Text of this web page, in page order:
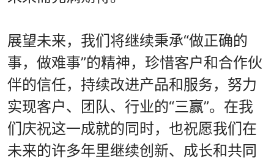
展望未来，我们将继续秉承“做正确的
事，做难事”的精神，珍惜客户和合作伙
伴的信任，持续改进产品和服务，努力
实现客户、团队、行业的“三赢”。 在我
们庆祝这一成就的同时，也祝愿我们在
未来的许多年里继续创新、成长和共同